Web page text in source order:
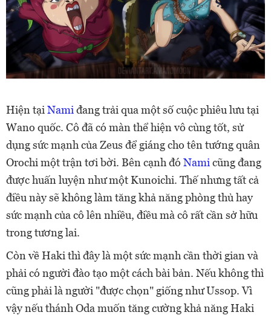
Hiện tạiNamiđang trải qua một số cuộc phiêu lưu tại
Wano quốc. Cô đã có màn thể hiện vô cùng tốt, sử
dụng sức mạnh của Zeus để giáng cho tên tướng quân
Orochi một trận tơi bời. Bên cạnh đó Namicũng đang
được huấn luyện như một Kunoichi. Thế nhưng tất cả
điều này sẽ không làm tăng khả năng phòng thủ hay
sức mạnh của cô lên nhiều, điều mà cô rất cần sở hữu
trong tương lai.
Còn về Haki thì đây là một sức mạnh cần thời gian và
phải có người đào tạo một cách bài bản. Nếu không thì
cũng phải là người "được chọn" giống như Ussop. Vì
vậy nếu thánh Oda muốn tăng cường khả năng Haki